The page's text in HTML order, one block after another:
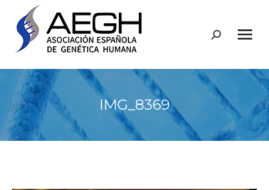
Buscar:
IMG_8369